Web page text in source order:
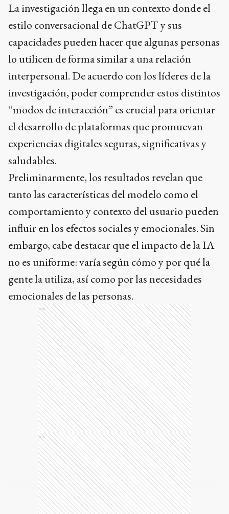
La investigación llega en un contexto donde el
estilo conversacional de ChatGPT y sus
capacidades pueden hacer que algunas personas
lo utilicen de forma similar a una relación
interpersonal. De acuerdo con los líderes de la
investigación, poder comprender estos distintos
“modos de interacción” es crucial para orientar
el desarrollo de plataformas que promuevan
experiencias digitales seguras, significativas y
saludables.
Preliminarmente, los resultados revelan que
tanto las características del modelo como el
comportamiento y contexto del usuario pueden
influir en los efectos sociales y emocionales. Sin
embargo, cabe destacar que el impacto de la IA
no es uniforme: varía según cómo y por qué la
gente la utiliza, así como por las necesidades
emocionales de las personas.
Ads
Ads